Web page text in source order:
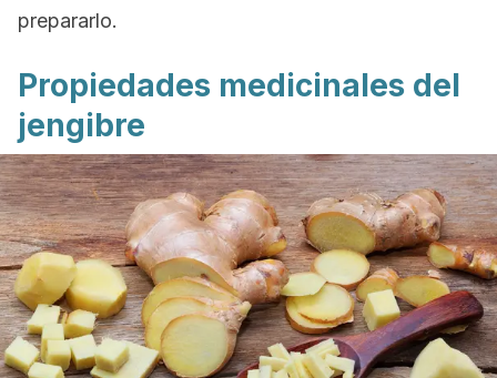
prepararlo.
Propiedades medicinales del
jengibre